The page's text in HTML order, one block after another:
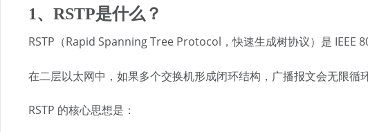
1、RSTP是什么？
RSTP（Rapid Spanning Tree Protocol，快速生成树协议）是 IEEE
在二层以太网中，如果多个交换机形成闭环结构，广播报文会无限循
RSTP 的核心思想是：